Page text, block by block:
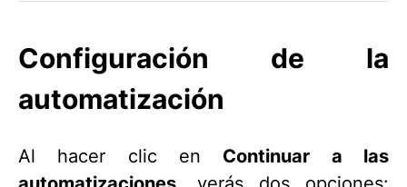
Configuración de la
automatización
Al hacer clic en Continuar a las